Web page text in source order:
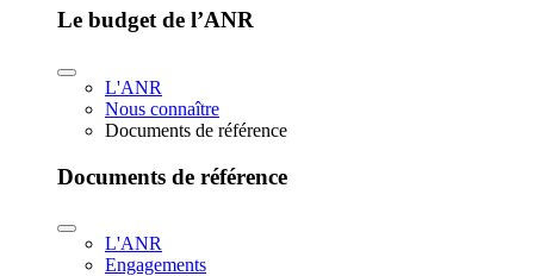
Le budget de l’ANR
L'ANR
Nous connaître
Documents de référence
Documents de référence
L'ANR
Engagements